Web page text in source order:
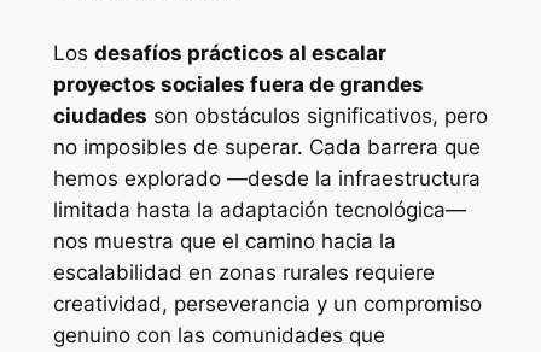
Los desafíos prácticos al escalar
proyectos sociales fuera de grandes
ciudades son obstáculos significativos, pero
no imposibles de superar. Cada barrera que
hemos explorado —desde la infraestructura
limitada hasta la adaptación tecnológica—
nos muestra que el camino hacia la
escalabilidad en zonas rurales requiere
creatividad, perseverancia y un compromiso
genuino con las comunidades que